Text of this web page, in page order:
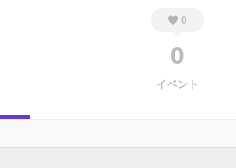
0
0
イベント